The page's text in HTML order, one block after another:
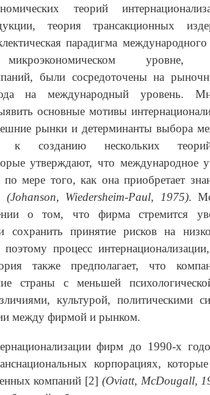
теорий
теория трансакционных
парадигма международного
уровне,
были сосредоточены на
на международный уровень.
основные мотивы
рынки и детерминанты выбора
созданию нескольких
утверждают, что международное
по мере того, как она приобретает
(Johanson, Wiedersheim-Paul, 1975).
о том, что фирма стремится
сохранить принятие рисков на
поэтому процесс
также предполагает, что
страны с меньшей
культурой, политическими
между фирмой и рынком.
фирм до 1990-х
корпорациях,
компаний [2] (Oviatt, McDougall,